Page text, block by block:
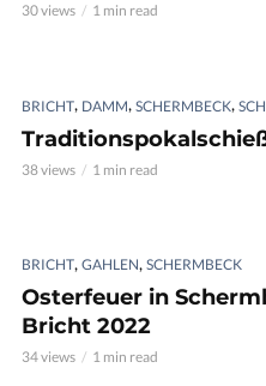
30 views 1 min read
BRICHT, DAMM, SCHERMBECK,
38 views 1 min read
BRICHT, GAHLEN, SCHERMBECK
Osterfeuer in
Bricht 2022
34 views 1 min read